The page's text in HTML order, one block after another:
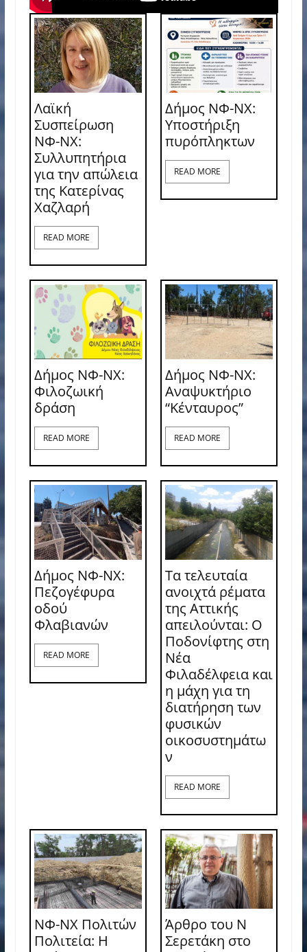
Λαϊκή
Συσπείρωση
ΝΦ-ΝΧ:
Συλλυπητήρια
για την απώλεια
της Κατερίνας
Χαζλαρή
READ MORE
Δήμος ΝΦ-ΝΧ:
Υποστήριξη
πυρόπληκτων
READ MORE
Δήμος ΝΦ-ΝΧ:
Φιλοζωική
δράση
READ MORE
Δήμος ΝΦ-ΝΧ:
Αναψυκτήριο
“Κένταυρος”
READ MORE
Δήμος ΝΦ-ΝΧ:
Πεζογέφυρα
οδού
Φλαβιανών
READ MORE
Τα τελευταία
ανοιχτά ρέματα
της Αττικής
απειλούνται: Ο
Ποδονίφτης στη
Νέα
Φιλαδέλφεια και
η μάχη για τη
διατήρηση των
φυσικών
οικοσυστημάτω
ν
READ MORE
ΝΦ-ΝΧ Πολιτών
Πολιτεία: Η
Άρθρο του Ν
Σερετάκη στο